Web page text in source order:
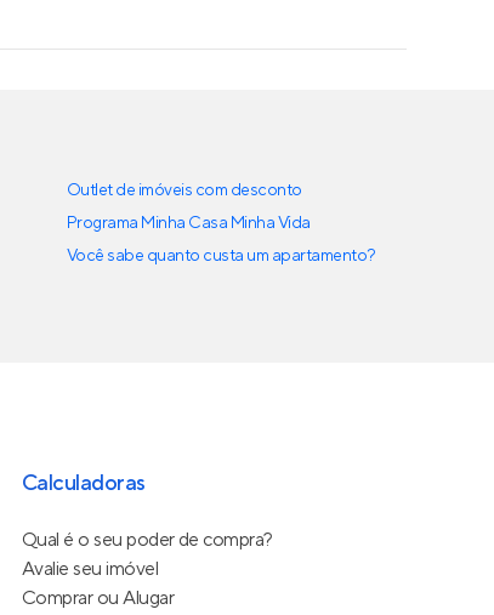
Outlet de imóveis com desconto
Programa Minha Casa Minha Vida
Você sabe quanto custa um apartamento?
Calculadoras
Qual é o seu poder de compra?
Avalie seu imóvel
Comprar ou Alugar